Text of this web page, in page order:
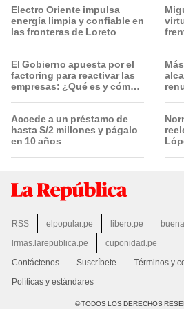
Electro Oriente impulsa
energía limpia y confiable en
las fronteras de Loreto
El Gobierno apuesta por el
factoring para reactivar las
empresas: ¿Qué es y cómo
Accede a un préstamo de
hasta S/2 millones y págalo
en 10 años
RSS elpopular.pe libero.pe
lrmas.larepublica.pe
cuponidad.pe
Contáctenos
Suscríbete
Términos y
Políticas y estándares
© TODOS LOS DERECHOS